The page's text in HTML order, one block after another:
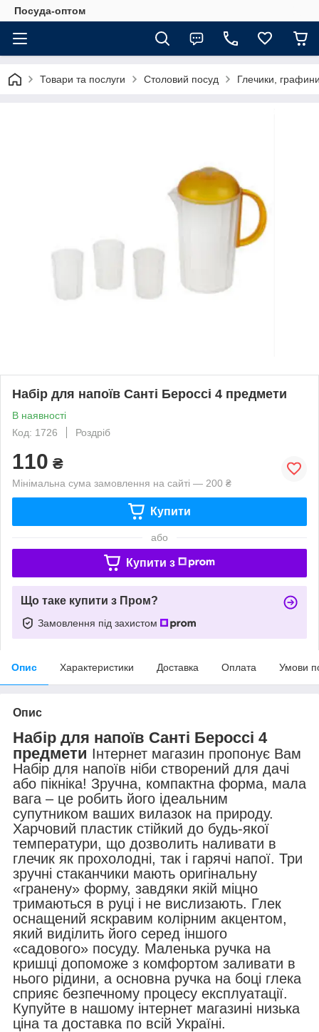
Посуда-оптом
Товари та послуги Столовий посуд Глечики,
Набір для напоїв Санті Бероссі 4 предмети
В наявності
Код: 1726
Роздріб
110 ₴
Мінімальна сума замовлення на сайті — 200 ₴
Купити
або
Купити з
Що таке купити з Пром?
Замовлення під захистом
Опис Характеристики Доставка Оплата Умови
Опис
Набір для напоїв Санті Бероссі 4
предмети Інтернет магазин пропонує Вам
Набір для напоїв ніби створений для дачі
або пікніка! Зручна, компактна форма, мала
вага – це робить його ідеальним
супутником ваших вилазок на природу.
Харчовий пластик стійкий до будь-якої
температури, що дозволить наливати в
глечик як прохолодні, так і гарячі напої. Три
зручні стаканчики мають оригінальну
«гранену» форму, завдяки якій міцно
тримаються в руці і не вислизають. Глек
оснащений яскравим колірним акцентом,
який виділить його серед іншого
«садового» посуду. Маленька ручка на
кришці допоможе з комфортом заливати в
нього рідини, а основна ручка на боці глека
сприяє безпечному процесу експлуатації.
Купуйте в нашому інтернет магазині низька
ціна та доставка по всій Україні.